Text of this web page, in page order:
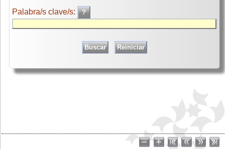
Palabra/s clave/s: